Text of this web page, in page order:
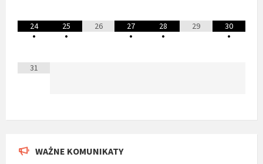
24
•
25
•
26
27
•
28
•
29
30
•
31
WAŻNE KOMUNIKATY